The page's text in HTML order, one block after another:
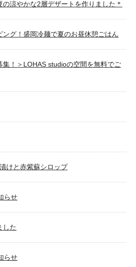
涼やかな2層デザートを作りました＊
グ！盛岡冷麺で夏のお昼休憩ごはん
集！＞LOHAS studioの空間を無料でご
けと赤紫蘇シロップ
らせ
した
らせ